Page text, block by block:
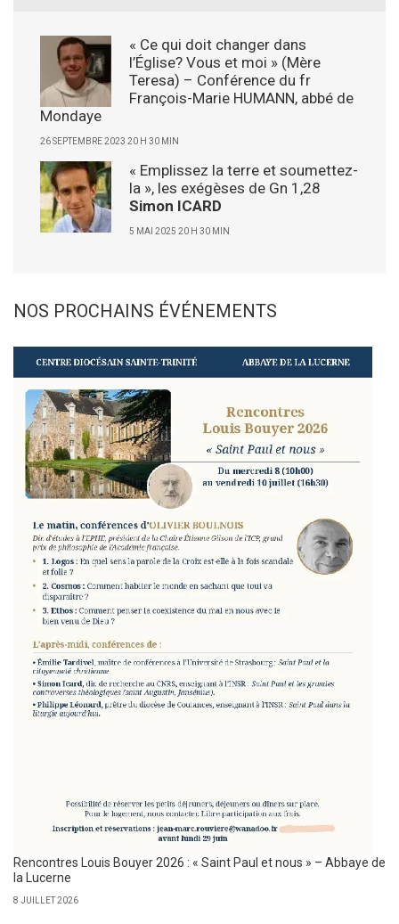
« Ce qui doit changer dans
l’Église? Vous et moi » (Mère
Teresa) – Conférence du fr
François-Marie HUMANN, abbé de
Mondaye
26 SEPTEMBRE 2023 20 H 30 MIN
« Emplissez la terre et soumettez-
la », les exégèses de Gn 1,28
Simon ICARD
5 MAI 2025 20 H 30 MIN
NOS PROCHAINS ÉVÉNEMENTS
Rencontres Louis Bouyer 2026 : « Saint Paul et nous » – Abbaye de
la Lucerne
8 JUILLET 2026